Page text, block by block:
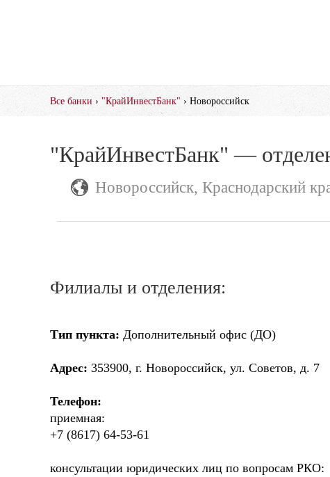
Все банки › "КрайИнвестБанк" › Новороссийск
"КрайИнвестБанк" —
Новороссийск, Краснодарский
Филиалы и отделения:
Тип пункта: Дополнительный офис (ДО)
Адрес: 353900, г. Новороссийск, ул. Советов, д. 7
Телефон:
приемная:
+7 (8617) 64-53-61
консультации юридических лиц по вопросам РКО: